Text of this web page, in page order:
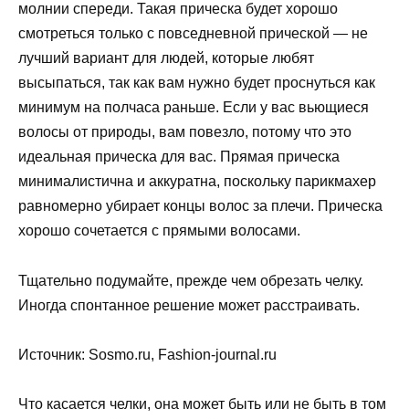
молнии спереди. Такая прическа будет хорошо
смотреться только с повседневной прической — не
лучший вариант для людей, которые любят
высыпаться, так как вам нужно будет проснуться как
минимум на полчаса раньше. Если у вас вьющиеся
волосы от природы, вам повезло, потому что это
идеальная прическа для вас. Прямая прическа
минималистична и аккуратна, поскольку парикмахер
равномерно убирает концы волос за плечи. Прическа
хорошо сочетается с прямыми волосами.
Тщательно подумайте, прежде чем обрезать челку.
Иногда спонтанное решение может расстраивать.
Источник: Sosmo.ru, Fashion-journal.ru
Что касается челки, она может быть или не быть в том